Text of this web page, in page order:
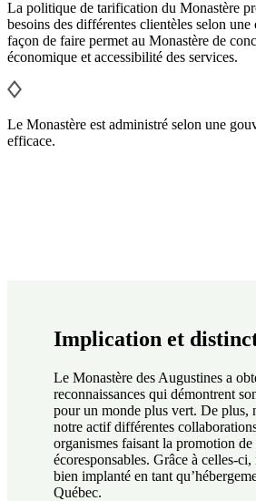
La politique de tarification du Monastère
besoins des différentes clientèles selon
façon de faire permet au Monastère de
économique et accessibilité des services.
Le Monastère est administré selon une
efficace.
Implication et
Le Monastère des Augustines a
reconnaissances qui démontrent
pour un monde plus vert. De plus,
notre actif différentes
organismes faisant la promotion de
écoresponsables. Grâce à celles-
bien implanté en tant
Québec.